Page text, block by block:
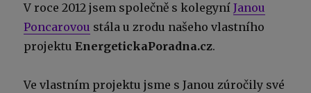
V roce 2012 jsem společně s kolegyníJanou
Poncarovou stála u zrodu našeho vlastního
projektuEnergetickaPoradna.cz.
Ve vlastním projektu jsme s Janou zúročily své